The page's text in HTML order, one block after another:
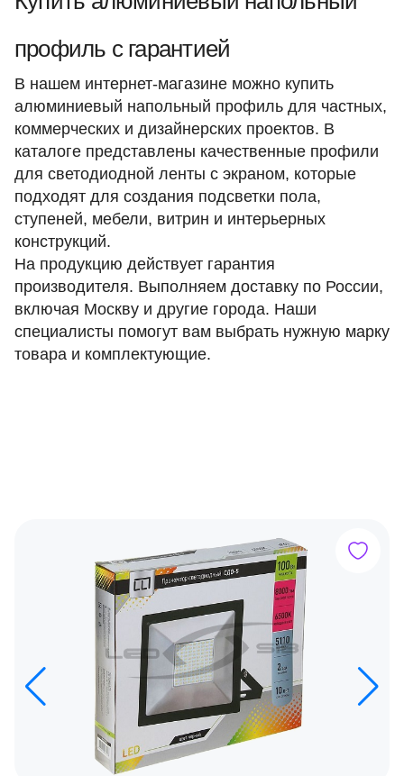
профиль с гарантией
В нашем интернет-магазине можно купить
алюминиевый напольный профиль для частных,
коммерческих и дизайнерских проектов. В
каталоге представлены качественные профили
для светодиодной ленты с экраном, которые
подходят для создания подсветки пола,
ступеней, мебели, витрин и интерьерных
конструкций.
На продукцию действует гарантия
производителя. Выполняем доставку по России,
включая Москву и другие города. Наши
специалисты помогут вам выбрать нужную марку
товара и комплектующие.